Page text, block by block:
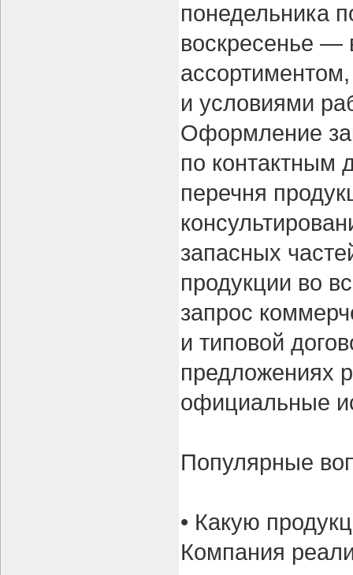
понедельника
воскресенье —
и условиями
Оформление
по контактным
перечня
запасных
продукции во
запрос
и типовой
предложениях
официальные
Популярные
• Какую
Компания